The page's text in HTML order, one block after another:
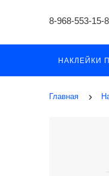
8-968-553-15-
НАКЛЕЙКИ
Главная